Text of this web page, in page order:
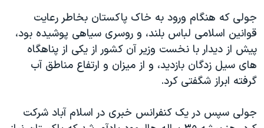
جولی که هنگام ورود به خاک پاکستان بخاطر رعايت
قوانين اسلامی لباس بلند، و روسری سياهی پوشيده بود،
پيش از ديدار با نخست وزير آن کشور از يکی از پناهگاه
های سيل زدگان بازديد، و از ميزان و ارتفاع مناطق آب
گرفته ابراز شگفتی کرد.
جولی سپس در يک کنفرانس خبری در اسلام آباد شرکت